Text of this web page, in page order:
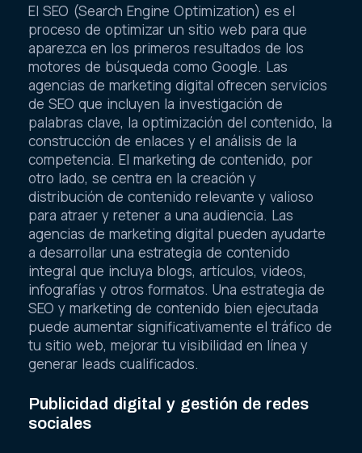
El SEO (Search Engine Optimization) es el
proceso de optimizar un sitio web para que
aparezca en los primeros resultados de los
motores de búsqueda como Google. Las
agencias de marketing digital ofrecen servicios
de SEO que incluyen la investigación de
palabras clave, la optimización del contenido, la
construcción de enlaces y el análisis de la
competencia. El marketing de contenido, por
otro lado, se centra en la creación y
distribución de contenido relevante y valioso
para atraer y retener a una audiencia. Las
agencias de marketing digital pueden ayudarte
a desarrollar una estrategia de contenido
integral que incluya blogs, artículos, videos,
infografías y otros formatos. Una estrategia de
SEO y marketing de contenido bien ejecutada
puede aumentar significativamente el tráfico de
tu sitio web, mejorar tu visibilidad en línea y
generar leads cualificados.
Publicidad digital y gestión de redes
sociales